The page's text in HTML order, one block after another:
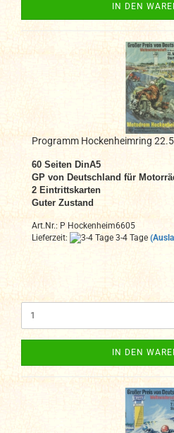
IN DEN
Programm Hockenheimring
60 Seiten DinA5
GP von Deutschland für
2 Eintrittskarten
Guter Zustand
Art.Nr.: P Hockenheim6605
Lieferzeit:
3-4 Tage
IN DEN